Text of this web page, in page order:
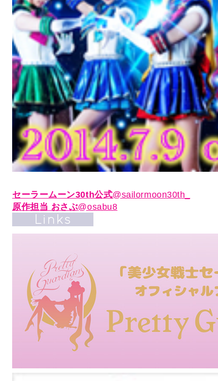
セーラームーン30th公式@sailormoon30th_
原作担当 おさぶ@osabu8